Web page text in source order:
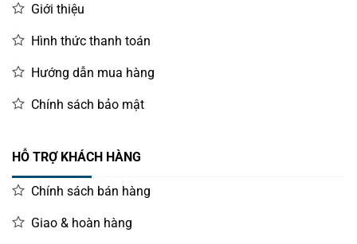
Giới thiệu
Hình thức thanh toán
Hướng dẫn mua hàng
Chính sách bảo mật
HỖ TRỢ KHÁCH HÀNG
Chính sách bán hàng
Giao & hoàn hàng